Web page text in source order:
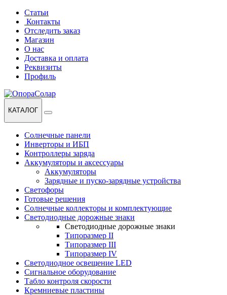
Перейти
навигации
Перейти
содержанию
Статьи
Контакты
Отследить заказ
Магазин
О нас
Доставка и оплата
Реквизиты
Профиль
КАТАЛОГ
Солнечные панели
Инверторы и ИБП
Контроллеры заряда
Аккумуляторы и аксессуары
Аккумуляторы
Зарядные и пуско-зарядные устройства
Светофоры
Готовые решения
Солнечные коллекторы и комплектующие
Светодиодные дорожные знаки
Светодиодные дорожные знаки
Типоразмер II
Типоразмер III
Типоразмер IV
Светодиодное освещение LED
Сигнальное оборудование
Табло контроля скорости
Кремниевые пластины